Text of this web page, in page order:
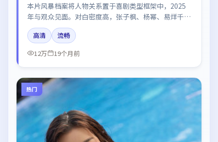
本片风暴档案将人物关系置于喜剧类型框架中，2025
年与观众见面。对白密度高，张子枫、杨幂、易烊千
玺、汤唯的台词节奏值得关注；整体气质偏日本都市与
冷色调摄影。
高清
流畅
12万
19个月前
热门